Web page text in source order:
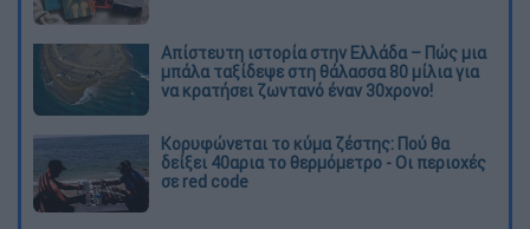
Απίστευτη ιστορία στην Ελλάδα – Πώς μια
μπάλα ταξίδεψε στη θάλασσα 80 μίλια για
να κρατήσει ζωντανό έναν 30χρονο!
Κορυφώνεται το κύμα ζέστης: Πού θα
δείξει 40αρια το θερμόμετρο - Οι περιοχές
σε red code